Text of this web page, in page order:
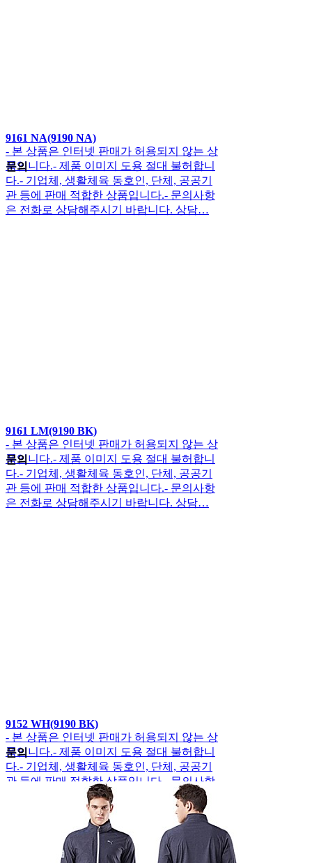
9161 NA(9190 NA)
- 본 상품은 인터넷 판매가 허용되지 않는 상
품입니다.- 제품 이미지 도용 절대 불허합니
다.- 기업체, 생활체육 동호인, 단체, 공공기
관 등에 판매 적합한 상품입니다.- 문의사항
은 전화로 상담해주시기 바랍니다. 상담…
문의
9161 LM(9190 BK)
- 본 상품은 인터넷 판매가 허용되지 않는 상
품입니다.- 제품 이미지 도용 절대 불허합니
다.- 기업체, 생활체육 동호인, 단체, 공공기
관 등에 판매 적합한 상품입니다.- 문의사항
은 전화로 상담해주시기 바랍니다. 상담…
문의
9152 WH(9190 BK)
- 본 상품은 인터넷 판매가 허용되지 않는 상
품입니다.- 제품 이미지 도용 절대 불허합니
다.- 기업체, 생활체육 동호인, 단체, 공공기
관 등에 판매 적합한 상품입니다.- 문의사항
은 전화로 상담해주시기 바랍니다. 상담…
문의